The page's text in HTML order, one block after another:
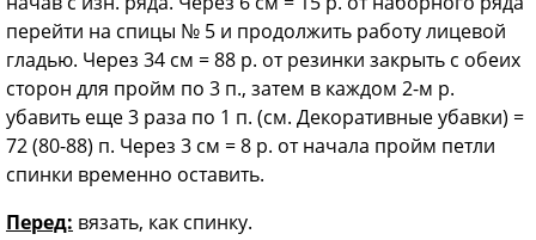
перейти на спицы № 5 и продолжить работу лицевой
гладью. Через 34 см = 88 р. от резинки закрыть с обеих
сторон для пройм по 3 п., затем в каждом 2-м р.
убавить еще 3 раза по 1 п. (см. Декоративные убавки) =
72 (80-88) п. Через 3 см = 8 р. от начала пройм петли
спинки временно оставить.
Перед: вязать, как спинку.